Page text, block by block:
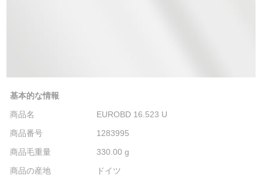
基本的な情報
商品名
EUROBD 16.523 U
商品番号
1283995
商品毛重量
330.00 g
商品の産地
ドイツ